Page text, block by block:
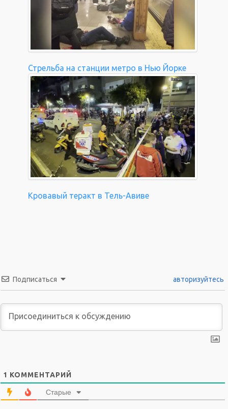
Стрельба на станции метро в Нью Йорке
Кровавый теракт в Тель-Авиве
Подписаться авторизуйтесь
1 КОММЕНТАРИЙ
Старые